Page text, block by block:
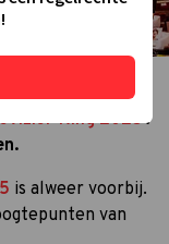
RING 2025
Ring 2025?
is alweer voorbij.
van